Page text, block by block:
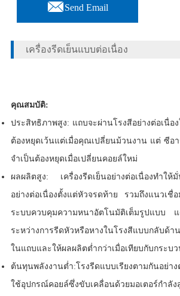
Send Email
เครื่องรีดเย็นแบบต่อเนื่อง
คุณสมบัติ:
ประสิทธิภาพสูง: แถบจะผ่านโรงสีอย่างต่อเนื่อง
ต้องหยุดเว้นแต่เมื่อคุณเปลี่ยนม้วนงาน แต่ ซีอ
จำเป็นต้องหยุดเมื่อเปลี่ยนคอยล์ใหม่
ผลผลิตสูง: เครื่องรีดเย็นอย่างต่อเนื่องทำให้มั่
อย่างต่อเนื่องตั้งแต่หัวจรดท้าย รวมถึงแนวเชื่
ระบบควบคุมความหนาอัตโนมัติเต็มรูปแบบ
ระหว่างการรีดหัวหรือหางในโรงสีแบบกลับด้า
ในแถบและให้ผลผลิตต่ำกว่าเมื่อเทียบกับกระบ
ต้นทุนพลังงานต่ำ:โรงรีดแบบเรียงตามกันอย่าง
ใช้อุปกรณ์คอยล์ซึ่งขับเคลื่อนด้วยมอเตอร์กำ